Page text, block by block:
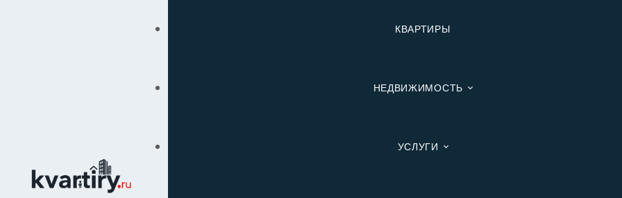
КВАРТИРЫ
НЕДВИЖИМОСТЬ
УСЛУГИ